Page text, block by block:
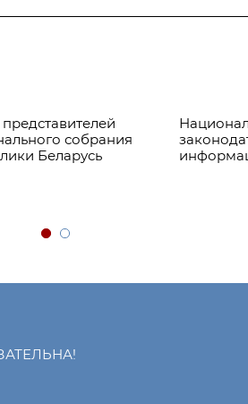
собрания
Беларусь